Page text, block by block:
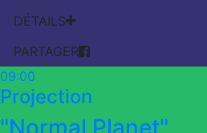
DÉTAILS
PARTAGER
09:00
Projection
"Normal Planet"